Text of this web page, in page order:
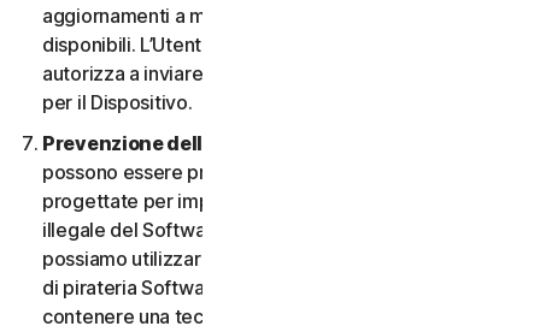
aggiornamenti a mano a mano che li rendiamo
disponibili. L’Utente accetta inoltre di ricevere e ci
autorizza a inviare le nuove versioni e aggiornamenti
per il Dispositivo.
Prevenzione della pirateria software.
possono essere presenti misure tecnologiche
progettate per impedire l’utilizzo senza licenza o
illegale del Software. L’Utente accetta che noi
possiamo utilizzare tali misure per proteggerci da atti
di pirateria Software (ad esempio, il Software può
contenere una tecnologia di applicazione che limita la